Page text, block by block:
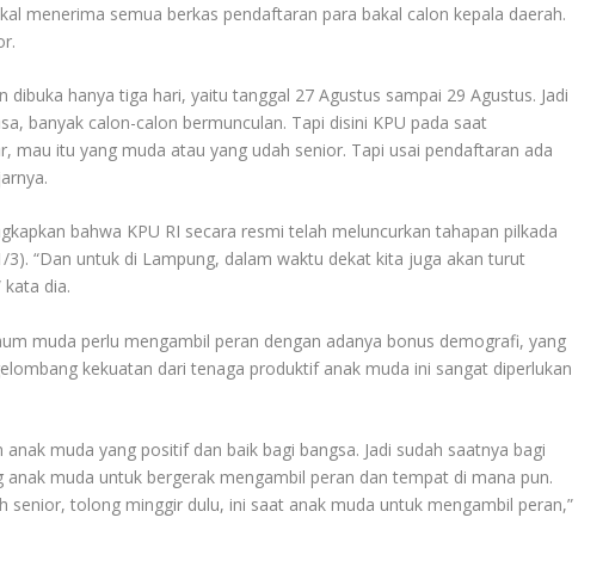
menerima semua berkas pendaftaran para bakal calon kepala daerah.
dibuka hanya tiga hari, yaitu tanggal 27 Agustus sampai 29 Agustus. Jadi
banyak calon-calon bermunculan. Tapi disini KPU pada saat
mau itu yang muda atau yang udah senior. Tapi usai pendaftaran ada
bahwa KPU RI secara resmi telah meluncurkan tahapan pilkada
“Dan untuk di Lampung, dalam waktu dekat kita juga akan turut
kata dia.
muda perlu mengambil peran dengan adanya bonus demografi, yang
kekuatan dari tenaga produktif anak muda ini sangat diperlukan
muda yang positif dan baik bagi bangsa. Jadi sudah saatnya bagi
muda untuk bergerak mengambil peran dan tempat di mana pun.
senior, tolong minggir dulu, ini saat anak muda untuk mengambil peran,”